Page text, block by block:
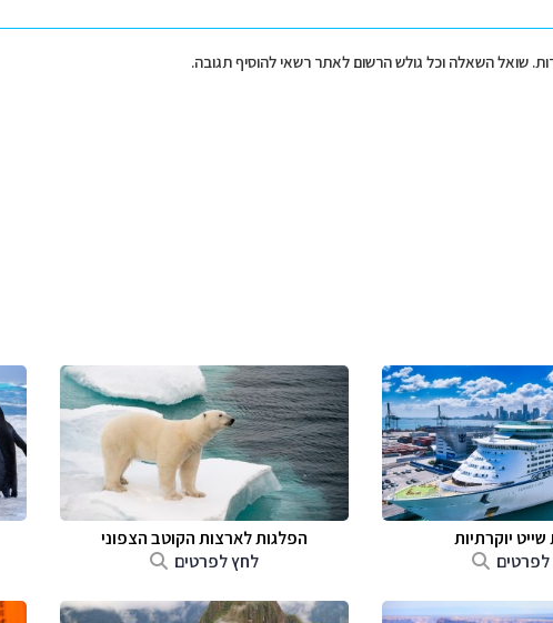
שואל השאלה וכל גולש הרשום לאתר רשאי להוסיף תגובה.
יוקרתיות
הפלגות לארצות הקוטב הצפוני
לחץ לפרטים